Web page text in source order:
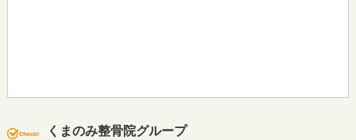
くまのみ整骨院グループ